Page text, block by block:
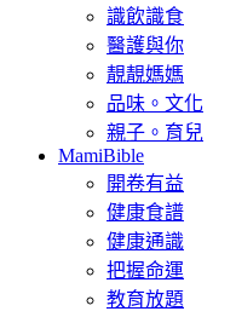
識飲識食
醫護與你
靚靚媽媽
品味。文化
親子。育兒
MamiBible
開卷有益
健康食譜
健康通識
把握命運
教育放題